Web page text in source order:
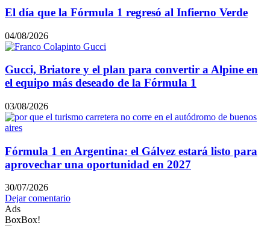
El día que la Fórmula 1 regresó al Infierno Verde
04/08/2026
Gucci, Briatore y el plan para convertir a Alpine en
el equipo más deseado de la Fórmula 1
03/08/2026
Fórmula 1 en Argentina: el Gálvez estará listo para
aprovechar una oportunidad en 2027
30/07/2026
Dejar comentario
Ads
BoxBox!